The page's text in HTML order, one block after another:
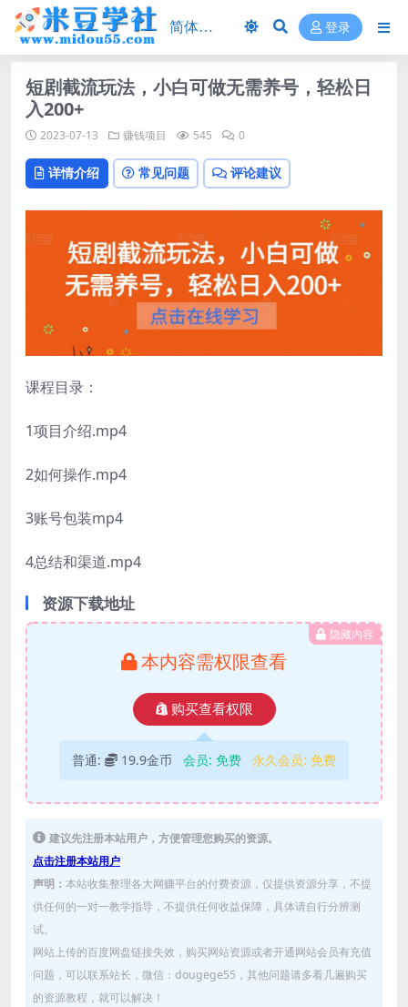
登录
短剧截流玩法，小白可做无需养号，轻松日
入200+
2023-07-13 赚钱项目 545 0
详情介绍 常见问题 评论建议
课程目录：
1项目介绍.mp4
2如何操作.mp4
3账号包装mp4
4总结和渠道.mp4
资源下载地址
隐藏内容
本内容需权限查看
购买查看权限
普通: 19.9金币 会员: 免费 永久会员: 免费
建议先注册本站用户，方便管理您购买的资源。
点击注册本站用户
声明： 本站收集整理各大网赚平台的付费资源，仅提供资源分享，不提
供任何的一对一教学指导，不提供任何收益保障，具体请自行分辨测
试。
网站上传的百度网盘链接失效，购买网站资源或者开通网站会员有充值
问题，可以联系站长，微信：dougege55，其他问题请多看几遍购买
的资源教程，就可以解决！